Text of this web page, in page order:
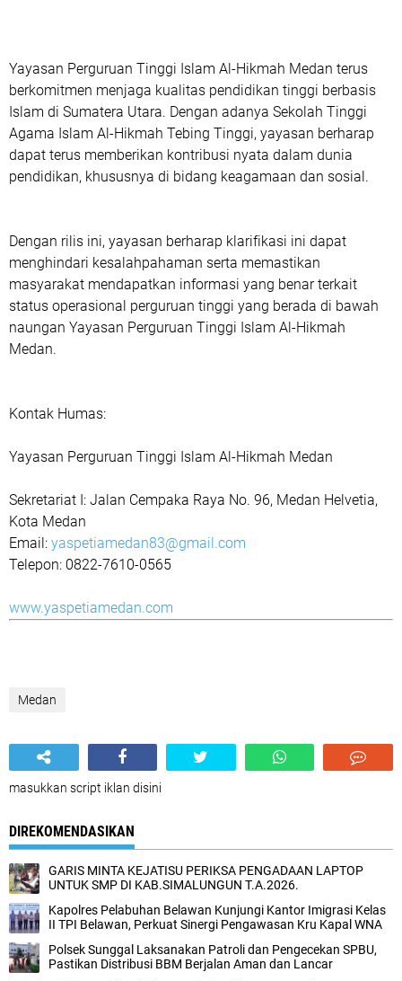
Yayasan Perguruan Tinggi Islam Al-Hikmah Medan terus
berkomitmen menjaga kualitas pendidikan tinggi berbasis
Islam di Sumatera Utara. Dengan adanya Sekolah Tinggi
Agama Islam Al-Hikmah Tebing Tinggi, yayasan berharap
dapat terus memberikan kontribusi nyata dalam dunia
pendidikan, khususnya di bidang keagamaan dan sosial.
Dengan rilis ini, yayasan berharap klarifikasi ini dapat
menghindari kesalahpahaman serta memastikan
masyarakat mendapatkan informasi yang benar terkait
status operasional perguruan tinggi yang berada di bawah
naungan Yayasan Perguruan Tinggi Islam Al-Hikmah
Medan.
Kontak Humas:
Yayasan Perguruan Tinggi Islam Al-Hikmah Medan
Sekretariat I: Jalan Cempaka Raya No. 96, Medan Helvetia,
Kota Medan
Email: yaspetiamedan83@gmail.com
Telepon: 0822-7610-0565
www.yaspetiamedan.com
Medan
masukkan script iklan disini
DIREKOMENDASIKAN
GARIS MINTA KEJATISU PERIKSA PENGADAAN LAPTOP
UNTUK SMP DI KAB.SIMALUNGUN T.A.2026.
Kapolres Pelabuhan Belawan Kunjungi Kantor Imigrasi Kelas
II TPI Belawan, Perkuat Sinergi ‎Pengawasan Kru Kapal WNA ‎‎
Polsek Sunggal Laksanakan Patroli dan Pengecekan SPBU,
Pastikan Distribusi BBM Berjalan Aman dan Lancar